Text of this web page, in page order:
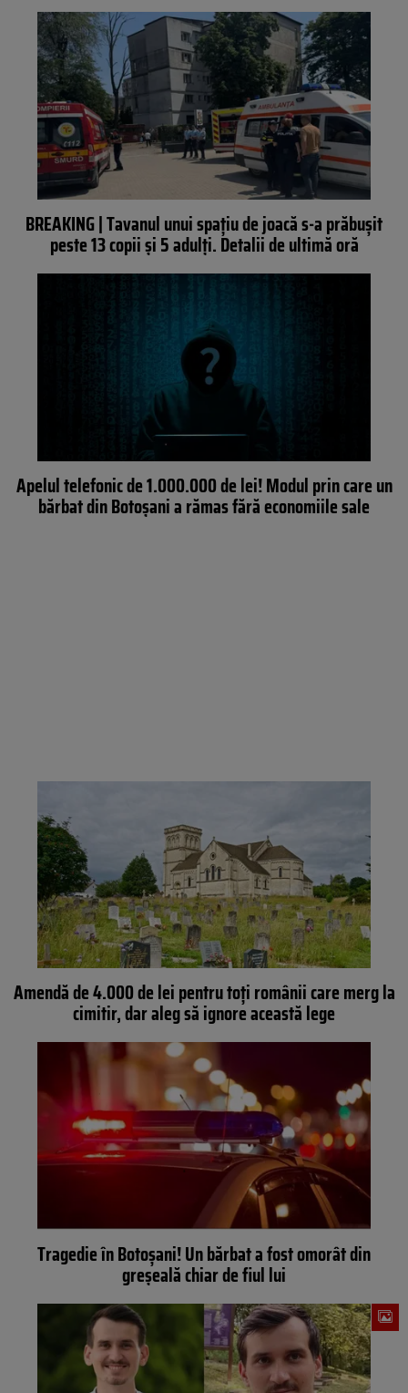
BREAKING | Tavanul unui spațiu de joacă s-a prăbușit
peste 13 copii și 5 adulți. Detalii de ultimă oră
Apelul telefonic de 1.000.000 de lei! Modul prin care un
bărbat din Botoșani a rămas fără economiile sale
Amendă de 4.000 de lei pentru toți românii care merg la
cimitir, dar aleg să ignore această lege
Tragedie în Botoșani! Un bărbat a fost omorât din
greșeală chiar de fiul lui